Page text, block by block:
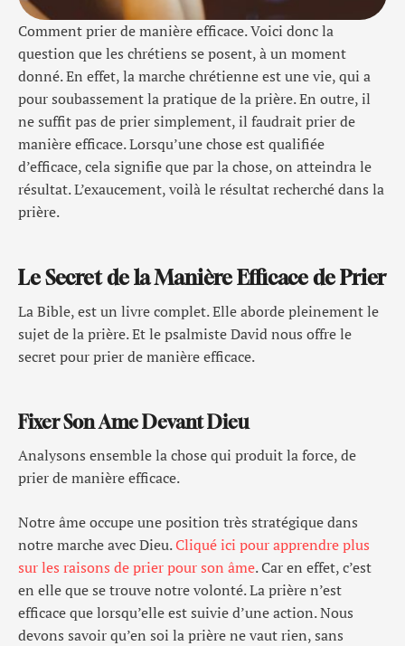
Comment prier de manière efficace. Voici donc la
question que les chrétiens se posent, à un moment
donné. En effet, la marche chrétienne est une vie, qui a
pour soubassement la pratique de la prière. En outre, il
ne suffit pas de prier simplement, il faudrait prier de
manière efficace. Lorsqu’une chose est qualifiée
d’efficace, cela signifie que par la chose, on atteindra le
résultat. L’exaucement, voilà le résultat recherché dans la
prière.
Le Secret de la Manière Efficace de Prier
La Bible, est un livre complet. Elle aborde pleinement le
sujet de la prière. Et le psalmiste David nous offre le
secret pour prier de manière efficace.
Fixer Son Ame Devant Dieu
Analysons ensemble la chose qui produit la force, de
prier de manière efficace.
Notre âme occupe une position très stratégique dans
notre marche avec Dieu.Cliqué ici pour apprendre plus
sur les raisons de prier pour son âme. Car en effet, c’est
en elle que se trouve notre volonté. La prière n’est
efficace que lorsqu’elle est suivie d’une action. Nous
devons savoir qu’en soi la prière ne vaut rien, sans